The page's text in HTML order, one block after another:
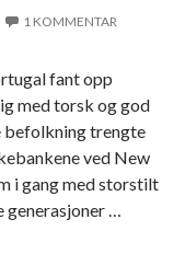
1 KOMMENTAR
fant opp
med torsk og god
befolkning trengte
ved New
i gang med storstilt
generasjoner …